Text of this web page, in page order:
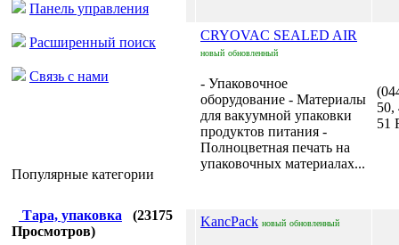
Панель управления
Расширенный поиск
Связь с нами
Популярные категории
Тара, упаковка (23175
Просмотров)
CRYOVAC SEALED AIR
новый обновленный
- Упаковочное
оборудование - Материалы
для вакуумной упаковки
продуктов питания -
Полноцветная печать на
упаковочных материалах...
50,
51
KancPack новый обновленный